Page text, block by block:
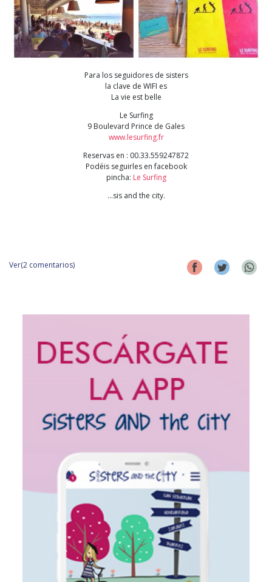
Para los seguidores de sisters
la clave de WIFI es
La vie est belle
Le Surfing
9 Boulevard Prince de Gales
www.lesurfing.fr
Reservas en : 00.33.559247872
Podéis seguirles en facebook
pincha: Le Surfing
…sis and the city.
Ver(2 comentarios)